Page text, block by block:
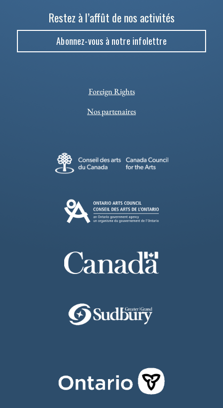
Restez à l’affût de nos activités
Abonnez-vous à notre infolettre
Foreign Rights
Nos partenaires